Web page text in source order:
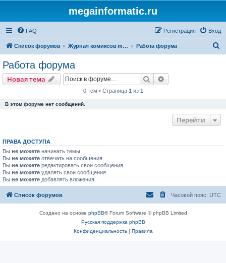
megainformatic.ru
FAQ Вход
Регистрация
Список форумов Журнал комиксов megainformatic.ru Работа форума
Работа форума
Новая тема Поиск
0 тем • Страница 1 из 1
В этом форуме нет сообщений.
Перейти
ПРАВА ДОСТУПА
Вы не можете начинать темы
Вы не можете отвечать на сообщения
Вы не можете редактировать свои сообщения
Вы не можете удалять свои сообщения
Вы не можете добавлять вложения
Список форумов Часовой пояс: UTC
Создано на основе phpBB® Forum Software © phpBB Limited
Русская поддержка phpBB
Конфиденциальность| Правила